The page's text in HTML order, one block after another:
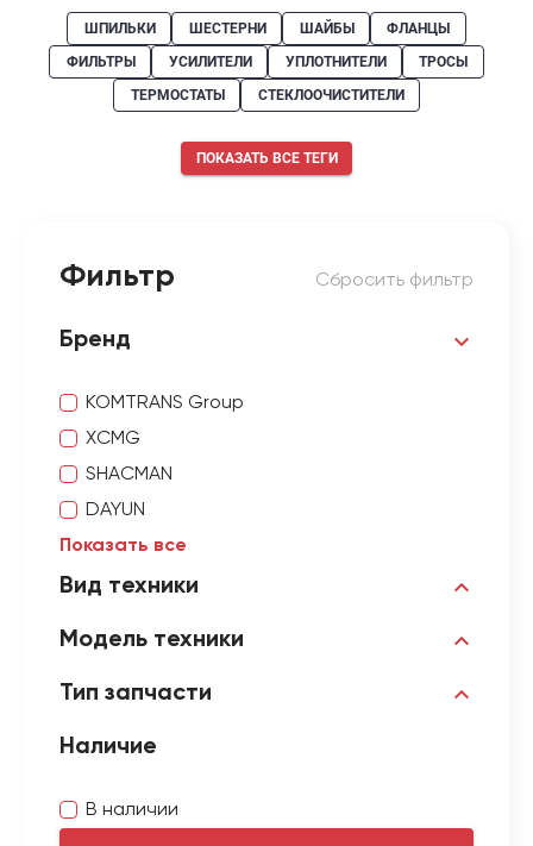
ШПИЛЬКИ ШЕСТЕРНИ ШАЙБЫ
ФЛАНЦЫ
ФИЛЬТРЫ
УСИЛИТЕЛИ УПЛОТНИТЕЛИ
ТРОСЫ
ТЕРМОСТАТЫ
СТЕКЛООЧИСТИТЕЛИ
ПОКАЗАТЬ ВСЕ ТЕГИ
Фильтр Сбросить фильтр
Бренд
KOMTRANS Group
XCMG
SHACMAN
DAYUN
Показать все
Вид техники
Модель техники
Тип запчасти
Наличие
В наличии